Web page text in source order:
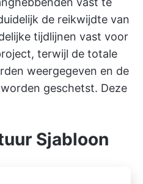
de reikwijdte van
tijdlijnen vast voor
terwijl de totale
weergegeven en de
geschetst. Deze
Sjabloon